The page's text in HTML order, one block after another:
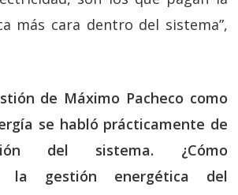
más cara dentro del sistema”,
de Máximo Pacheco como
se habló prácticamente de
del sistema. ¿Cómo
la gestión energética del